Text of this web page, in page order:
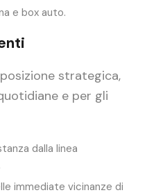
e box auto.
strategica,
e per gli
dalla linea
immediate vicinanze di